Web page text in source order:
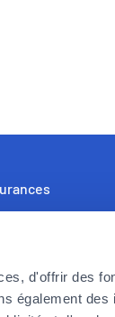
d'offrir des
également des
geschlossen